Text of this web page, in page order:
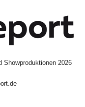
Showproduktionen 2026